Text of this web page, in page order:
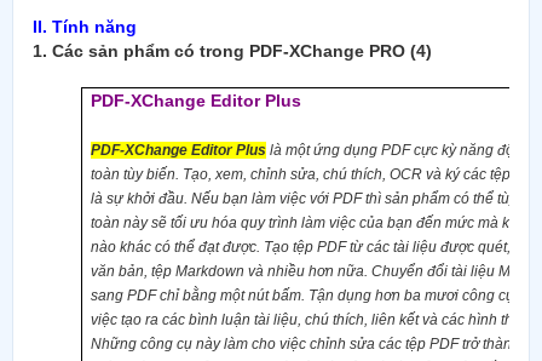
II. Tính năng
1. Các sản phẩm có trong PDF-XChange PRO (4)
PDF-XChange Editor Plus
PDF-XChange Editor Plus là một ứng dụng PDF cực kỳ năng động
toàn tùy biến. Tạo, xem, chỉnh sửa, chú thích, OCR và ký các tệp
là sự khởi đầu. Nếu bạn làm việc với PDF thì sản phẩm có thể tùy
toàn này sẽ tối ưu hóa quy trình làm việc của bạn đến mức mà
nào khác có thể đạt được. Tạo tệp PDF từ các tài liệu được quét,
văn bản, tệp Markdown và nhiều hơn nữa. Chuyển đổi tài liệu
sang PDF chỉ bằng một nút bấm. Tận dụng hơn ba mươi công cụ để
việc tạo ra các bình luận tài liệu, chú thích, liên kết và các hình thức
Những công cụ này làm cho việc chỉnh sửa các tệp PDF trở thành